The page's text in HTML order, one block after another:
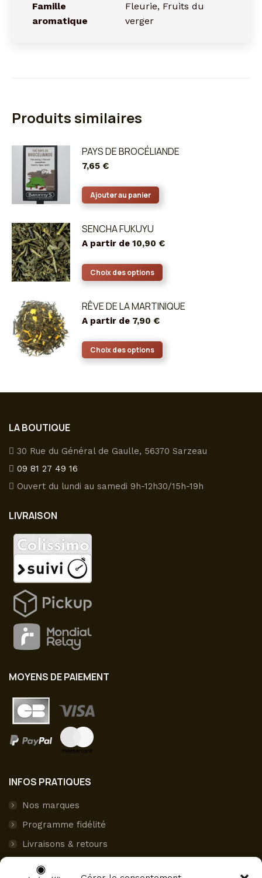
Famille
aromatique
Fleurie, Fruits du
verger
Produits similaires
PAYS DE BROCÉLIANDE
7,65 €
Ajouter au panier
SENCHA FUKUYU
A partir de 10,90 €
Choix des options
produit
a
Les
options
page
RÊVE DE LA MARTINIQUE
A partir de 7,90 €
Choix des options
produit
plusieurs
peuvent
choisies
LA BOUTIQUE
30 Rue du Général de Gaulle, 56370 Sarzeau
09 81 27 49 16
Ouvert du lundi au samedi 9h-12h30/15h-19h
LIVRAISON
MOYENS DE PAIEMENT
INFOS PRATIQUES
Nos marques
Programme fidélité
Livraisons & retours
Paiement sécurisé